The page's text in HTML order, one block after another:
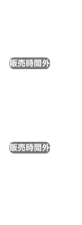
販売時間外
販売時間外